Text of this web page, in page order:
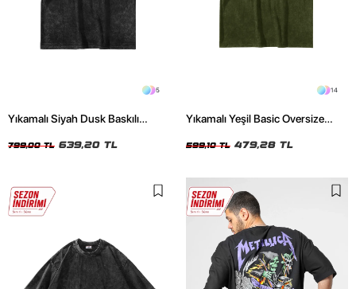
5
Yıkamalı Siyah Dusk Baskılı
799,00 TL 639,20 TL
14
Yıkamalı Yeşil Basic Oversize
599,10 TL 479,28 TL